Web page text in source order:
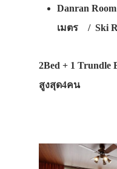
Danran
เมตร / Ski
2Bed + 1 Trundle
สูงสุด4คน